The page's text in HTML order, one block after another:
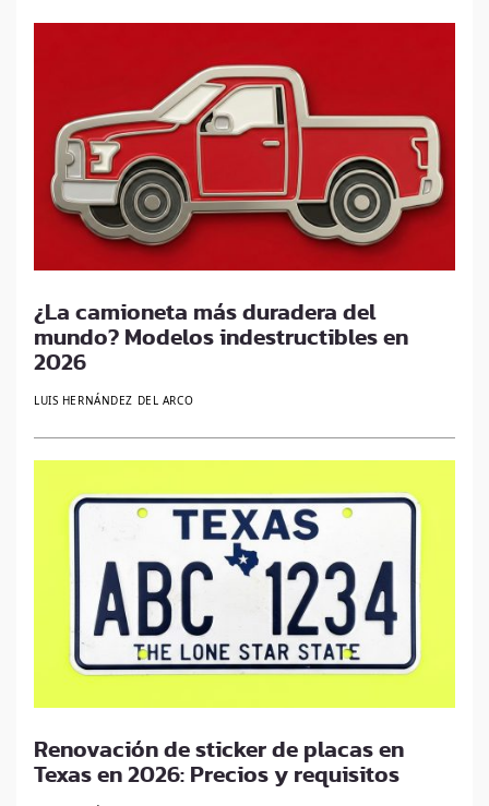
¿La camioneta más duradera del
mundo? Modelos indestructibles en
2026
LUIS HERNÁNDEZ DEL ARCO
Renovación de sticker de placas en
Texas en 2026: Precios y requisitos